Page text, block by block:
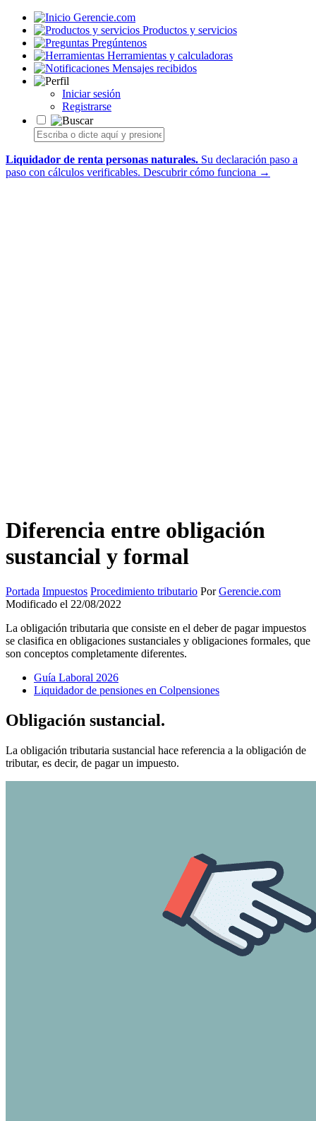
Gerencie.com
Productos y servicios
Pregúntenos
Herramientas y calculadoras
Mensajes recibidos
Iniciar sesión
Registrarse
Liquidador de renta personas naturales. Su declaración paso a
paso con cálculos verificables. Descubrir cómo funciona →
Diferencia entre obligación
sustancial y formal
Portada Impuestos Procedimiento tributario PorGerencie.com
Modificado el 22/08/2022
La obligación tributaria que consiste en el deber de pagar impuestos
se clasifica en obligaciones sustanciales y obligaciones formales, que
son conceptos completamente diferentes.
Guía Laboral 2026
Liquidador de pensiones en Colpensiones
Obligación sustancial.
La obligación tributaria sustancial hace referencia a la obligación de
tributar, es decir, de pagar un impuesto.